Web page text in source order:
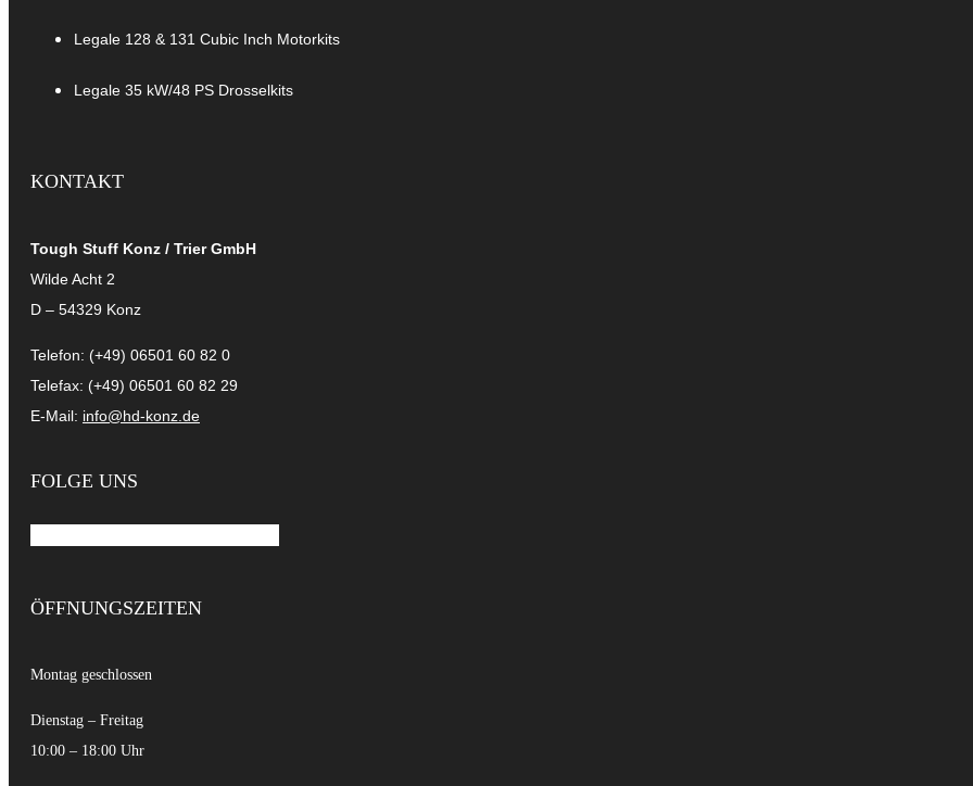
Legale 128 & 131 Cubic Inch Motorkits
Legale 35 kW/48 PS Drosselkits
KONTAKT
Tough Stuff Konz / Trier GmbH
Wilde Acht 2
D – 54329 Konz
Telefon: (+49) 06501 60 82 0
Telefax: (+49) 06501 60 82 29
E-Mail: info@hd-konz.de
FOLGE UNS
ÖFFNUNGSZEITEN
Montag geschlossen
Dienstag – Freitag
10:00 – 18:00 Uhr